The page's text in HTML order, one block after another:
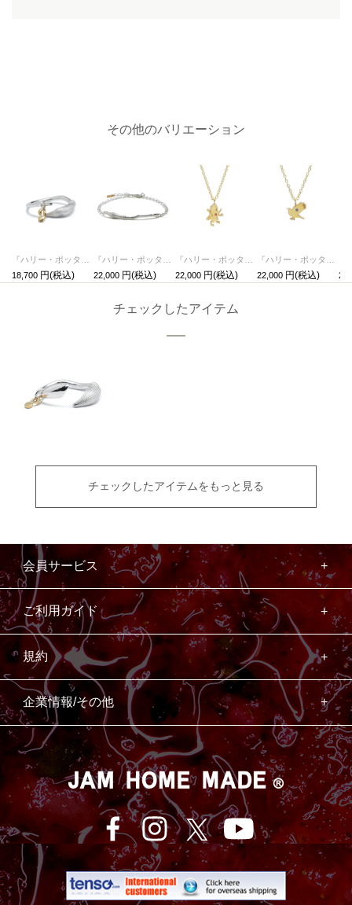
その他のバリエーション
『ハリー・ポッターと賢者の石』 ニンバス2000 & 金のスニッチ リング / 指輪
18,700
『ハリー・ポッターと賢者の石』 ニンバス2000 & 金のスニッチ ブレスレット
22,000
『ハリー・ポッターと賢者の石』 組分け帽子ネックレス - グリフィンドール
22,000
『ハリー・ポッターと賢者の石』 組分け帽子ネックレス - レイブンクロー
22,000
チェックしたアイテム
チェックしたアイテムをもっと見る
会員サービス
ご利用ガイド
規約
企業情報/その他